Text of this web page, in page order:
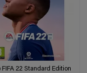
FIFA 22 Standard Edition